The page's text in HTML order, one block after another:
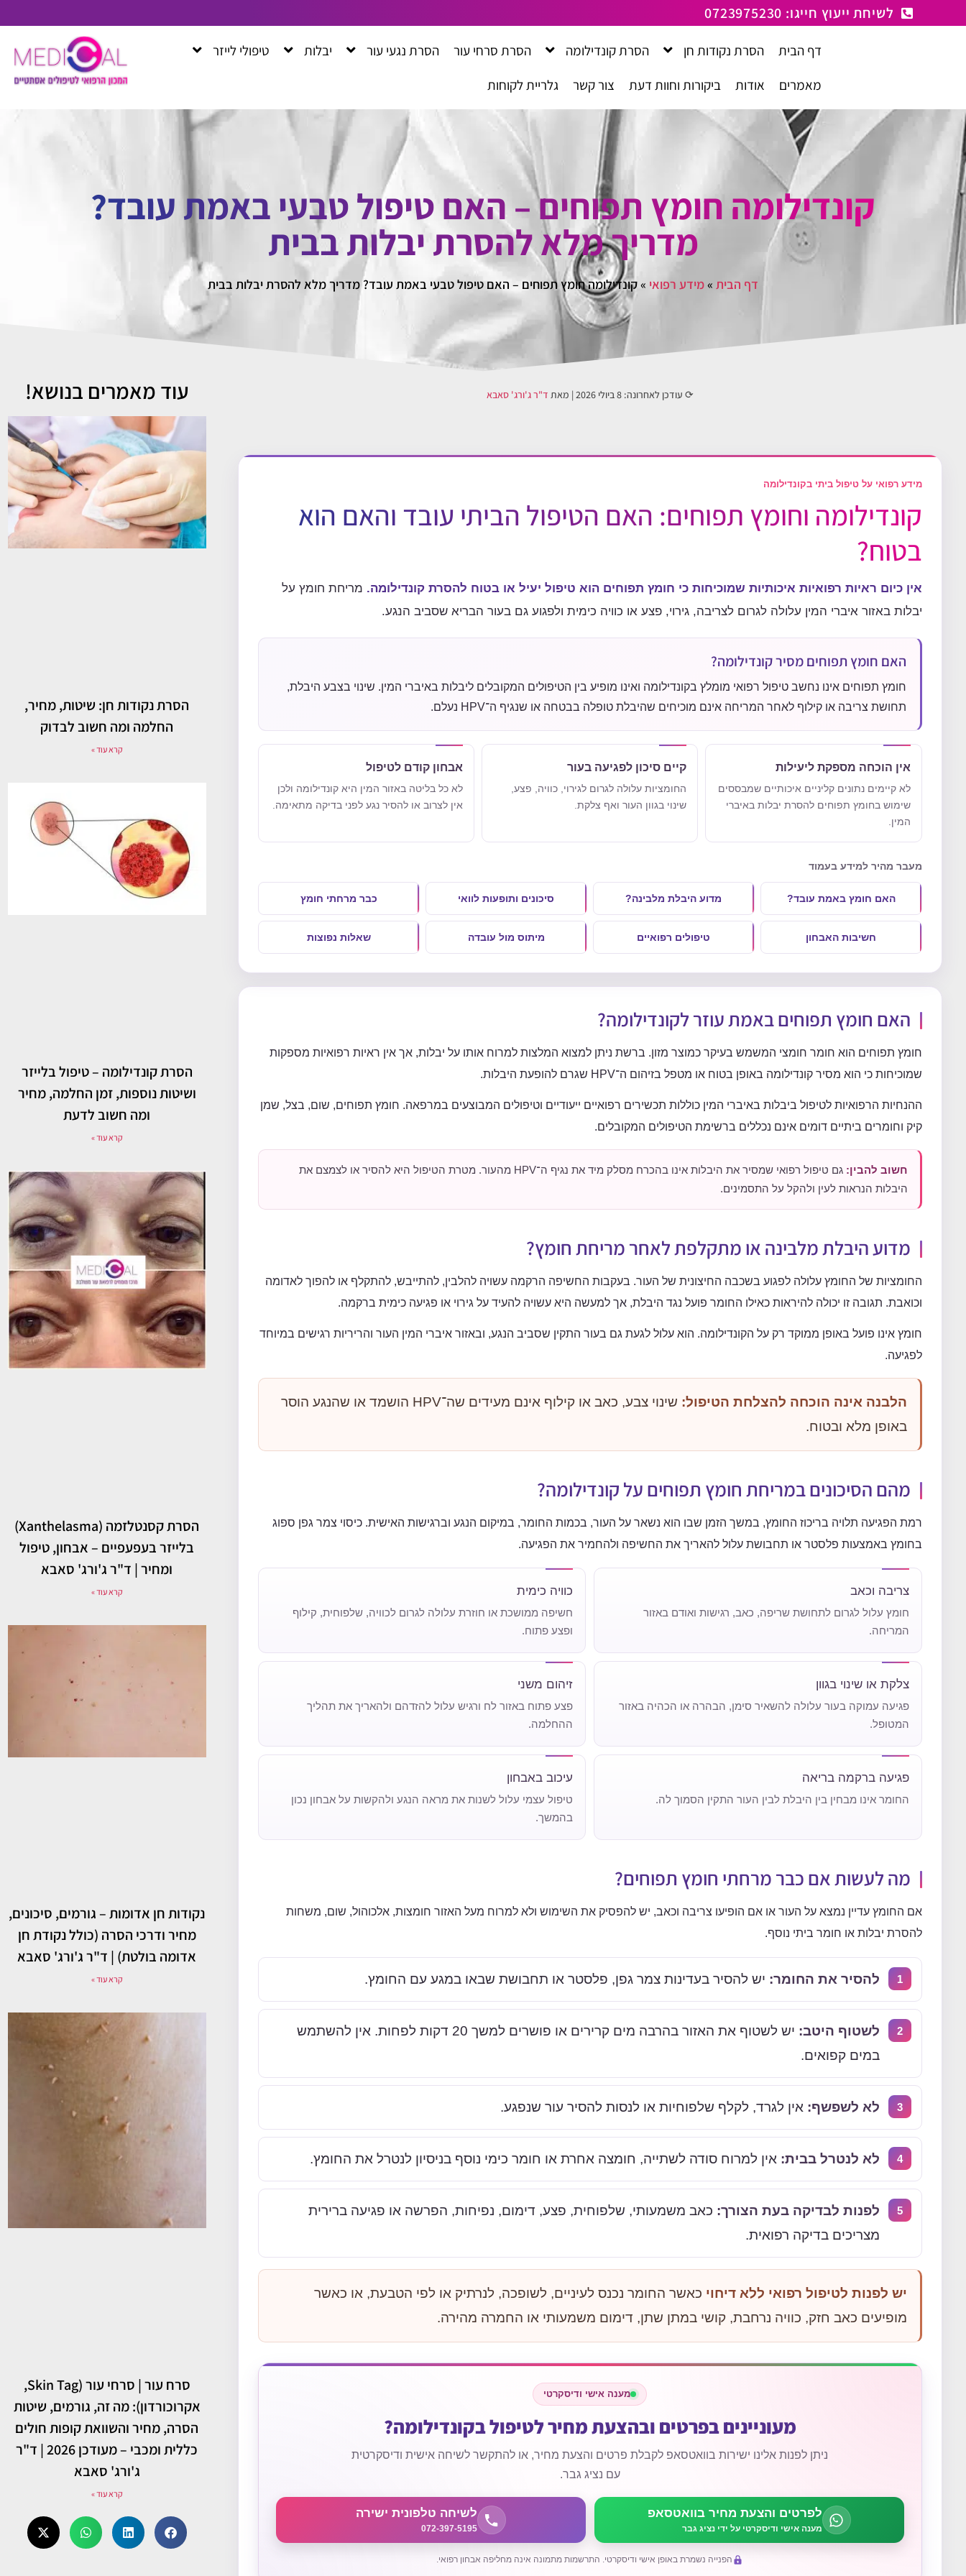
לשיחת ייעוץ חייגו: 0723975230
דף הבית הסרת נקודות חן הסרת קונדילומה הסרת סרחי עור הסרת נגעי עור יבלות
טיפולי לייזר
מאמרים
אודות ביקורות וחוות דעת צור קשר גלריית לקוחות
קונדילומה חומץ תפוחים – האם טיפול טבעי באמת עובד?
מדריך מלא להסרת יבלות בבית
דף הבית »מידע רפואי »קונדילומה חומץ תפוחים – האם טיפול טבעי באמת עובד? מדריך מלא להסרת יבלות בבית
⟳ עודכן לאחרונה:8 ביולי 2026 | מאת ד"ר ג'ורג' סאבא
מידע רפואי על טיפול ביתי בקונדילומה
קונדילומה וחומץ תפוחים: האם הטיפול הביתי עובד והאם הוא
בטוח?
אין כיום ראיות רפואיות איכותיות שמוכיחות כי חומץ תפוחים הוא טיפול יעיל או בטוח להסרת קונדילומה. מריחת חומץ על
יבלות באזור איברי המין עלולה לגרום לצריבה, גירוי, פצע או כוויה כימית ולפגוע גם בעור הבריא שסביב הנגע.
האם חומץ תפוחים מסיר קונדילומה?
חומץ תפוחים אינו נחשב טיפול רפואי מומלץ בקונדילומה ואינו מופיע בין הטיפולים המקובלים ליבלות באיברי המין. שינוי בצבע היבלת,
תחושת צריבה או קילוף לאחר המריחה אינם מוכיחים שהיבלת טופלה בבטחה או שנגיף ה־HPV נעלם.
אין הוכחה מספקת ליעילות
לא קיימים נתונים קליניים איכותיים שמבססים
שימוש בחומץ תפוחים להסרת יבלות באיברי
המין.
קיים סיכון לפגיעה בעור
החומציות עלולה לגרום לגירוי, כוויה, פצע,
שינוי בגוון העור ואף צלקת.
אבחון קודם לטיפול
לא כל בליטה באזור המין היא קונדילומה ולכן
אין לצרוב או להסיר נגע לפני בדיקה מתאימה.
מעבר מהיר למידע בעמוד
האם חומץ באמת עובד? מדוע היבלת מלבינה? סיכונים ותופעות לוואי כבר מרחתי חומץ
חשיבות האבחון טיפולים רפואיים מיתוס מול עובדה שאלות נפוצות
האם חומץ תפוחים באמת עוזר לקונדילומה?
חומץ תפוחים הוא חומר חומצי המשמש בעיקר כמוצר מזון. ברשת ניתן למצוא המלצות למרוח אותו על יבלות, אך אין ראיות רפואיות מספקות
שמוכיחות כי הוא מסיר קונדילומה באופן בטוח או מטפל בזיהום ה־HPV שגרם להופעת היבלות.
ההנחיות הרפואיות לטיפול ביבלות באיברי המין כוללות תכשירים רפואיים ייעודיים וטיפולים המבוצעים במרפאה. חומץ תפוחים, שום, בצל, שמן
קיק וחומרים ביתיים דומים אינם נכללים ברשימת הטיפולים המקובלים.
חשוב להבין:
גם טיפול רפואי שמסיר את היבלות אינו בהכרח מסלק מיד את נגיף ה־HPV מהעור. מטרת הטיפול היא להסיר או לצמצם את
היבלות הנראות לעין ולהקל על התסמינים.
מדוע היבלת מלבינה או מתקלפת לאחר מריחת חומץ?
החומציות של החומץ עלולה לפגוע בשכבה החיצונית של העור. בעקבות החשיפה הרקמה עשויה להלבין, להתייבש, להתקלף או להפוך לאדומה
וכואבת. תגובה זו יכולה להיראות כאילו החומר פועל נגד היבלת, אך למעשה היא עשויה להעיד על גירוי או פגיעה כימית ברקמה.
חומץ אינו פועל באופן ממוקד רק על הקונדילומה. הוא עלול לגעת גם בעור התקין שסביב הנגע, ובאזור איברי המין העור והריריות רגישים במיוחד
לפגיעה.
הלבנה אינה הוכחה להצלחת הטיפול:
שינוי צבע, כאב או קילוף אינם מעידים שה־HPV הושמד או שהנגע הוסר
באופן מלא ובטוח.
מהם הסיכונים במריחת חומץ תפוחים על קונדילומה?
רמת הפגיעה תלויה בריכוז החומץ, במשך הזמן שבו הוא נשאר על העור, בכמות החומר, במיקום הנגע וברגישות האישית. כיסוי צמר גפן ספוג
בחומץ באמצעות פלסטר או תחבושת עלול להאריך את החשיפה ולהחמיר את הפגיעה.
צריבה וכאב
חומץ עלול לגרום לתחושת שריפה, כאב, רגישות ואודם באזור
המריחה.
כוויה כימית
חשיפה ממושכת או חוזרת עלולה לגרום לכוויה, שלפוחית, קילוף
ופצע פתוח.
צלקת או שינוי בגוון
פגיעה עמוקה בעור עלולה להשאיר סימן, הבהרה או הכהיה באזור
המטופל.
זיהום משני
פצע פתוח באזור לח ורגיש עלול להזדהם ולהאריך את תהליך
ההחלמה.
פגיעה ברקמה בריאה
החומר אינו מבחין בין היבלת לבין העור התקין הסמוך לה.
עיכוב באבחון
טיפול עצמי עלול לשנות את מראה הנגע ולהקשות על אבחון נכון
בהמשך.
מה לעשות אם כבר מרחתי חומץ תפוחים?
אם החומץ עדיין נמצא על העור או אם הופיעו צריבה וכאב, יש להפסיק את השימוש ולא למרוח מעל האזור חומצות, אלכוהול, שום, משחות
להסרת יבלות או חומר ביתי נוסף.
להסיר את החומר: יש להסיר בעדינות צמר גפן, פלסטר או תחבושת שבאו במגע עם החומץ.
לשטוף היטב:
יש לשטוף את האזור בהרבה מים קרירים או פושרים למשך 20 דקות לפחות. אין להשתמש
במים קפואים.
לא לשפשף: אין לגרד, לקלף שלפוחיות או לנסות להסיר עור שנפגע.
לא לנטרל בבית: אין למרוח סודה לשתייה, חומצה אחרת או חומר כימי נוסף בניסיון לנטרל את החומץ.
לפנות לבדיקה בעת הצורך: כאב משמעותי, שלפוחית, פצע, דימום, נפיחות, הפרשה או פגיעה ברירית
מצריכים בדיקה רפואית.
יש לפנות לטיפול רפואי ללא דיחוי כאשר החומר נכנס לעיניים, לשופכה, לנרתיק או לפי הטבעת, או כאשר
מופיעים כאב חזק, כוויה נרחבת, קושי במתן שתן, דימום משמעותי או החמרה מהירה.
מענה אישי ודיסקרטי
מעוניינים בפרטים ובהצעת מחיר לטיפול בקונדילומה?
ניתן לפנות אלינו ישירות בוואטסאפ לקבלת פרטים והצעת מחיר, או להתקשר לשיחה אישית ודיסקרטית
עם נציג גבר.
לפרטים והצעת מחיר בוואטסאפ
מענה אישי ודיסקרטי על ידי נציג גבר
לשיחה טלפונית ישירה
072-397-5195
הפנייה נשמרת באופן אישי ודיסקרטי. התרשמות מתמונה אינה מחליפה אבחון רפואי.
עוד מאמרים בנושא!
הסרת נקודות חן: שיטות, מחיר,
החלמה ומה חשוב לבדוק
קרא עוד »
הסרת קונדילומה – טיפול בלייזר
ושיטות נוספות, זמן החלמה, מחיר
ומה חשוב לדעת
קרא עוד »
הסרת קסנטלזמה (Xanthelasma)
בלייזר בעפעפיים – אבחון, טיפול
ומחיר | ד"ר ג'ורג' סאבא
קרא עוד »
נקודות חן אדומות – גורמים, סיכונים,
מחיר ודרכי הסרה (כולל נקודת חן
אדומה בולטת) | ד"ר ג'ורג' סאבא
קרא עוד »
סרח עור | סרחי עור (Skin Tag,
אקרוכורדון): מה זה, גורמים, שיטות
הסרה, מחיר והשוואת קופות חולים
כללית ומכבי – מעודכן 2026 | ד"ר
ג'ורג' סאבא
קרא עוד »